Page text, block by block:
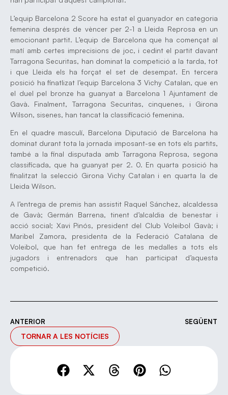
L’equip Barcelona 2 Score ha estat el guanyador en categoria
femenina després de vèncer per 2-1 a Lleida Reprosa en un
emocionant partit. L’equip de Barcelona que ha començat al
matí amb certes imprecisions de joc, i cedint el partit davant
Tarragona Securitas, han dominat la competició a la tarda, tot
i que Lleida els ha forçat el set de desempat. En tercera
posició ha finatlizat l’equip Barcelona 3 Vichy Catalan, que en
el duel pel bronze ha guanyat a Barcelona 1 Ajuntament de
Gavà. Finalment, Tarragona Securitas, cinquenes, i Girona
Wilson, sisenes, han tancat la classificació femenina.
En el quadre masculí, Barcelona Diputació de Barcelona ha
dominat durant tota la jornada imposant-se en tots els partits,
també a la final disputada amb Tarragona Reprosa, segona
classificada, que ha guanyat per 2. 0. En quarta posició ha
finalitzat la selecció Girona Vichy Catalan i en quarta la de
Lleida Wilson.
A l’entrega de premis han assistit Raquel Sánchez, alcaldessa
de Gavà; Germán Barrena, tinent d’alcaldia de benestar i
acció social; Xavi Pinós, president del Club Voleibol Gavà; i
Maribel Zamora, presidenta de la Federació Catalana de
Voleibol, que han fet entrega de les medalles a tots els
jugadors i entrenadors que han participat d’aquesta
competició.
ANTERIOR SEGÜENT
TORNAR A LES NOTÍCIES